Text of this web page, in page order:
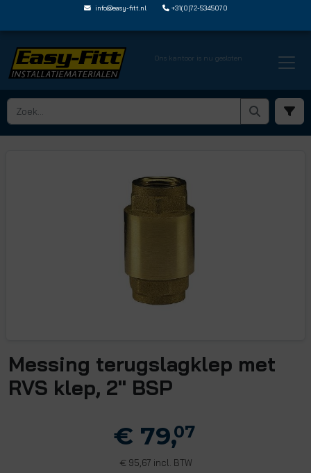
info@easy-fitt.nl +31(0)72-5345070
Ons kantoor is nu gesloten
HOME › TERUGSLAGKLEPPEN › VEERBELASTE TERUGSLAGKLEPPEN MET RVS KLEP › TSK 2
Messing terugslagklep met
RVS klep, 2" BSP
€ 79,07
€95,67 incl. BTW